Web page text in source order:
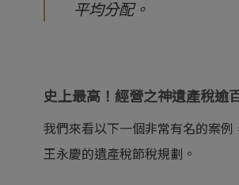
平均分配。
史上最高！經營之神遺產稅逾
我們來看以下一個非常有名的案例
王永慶的遺產稅節稅規劃。